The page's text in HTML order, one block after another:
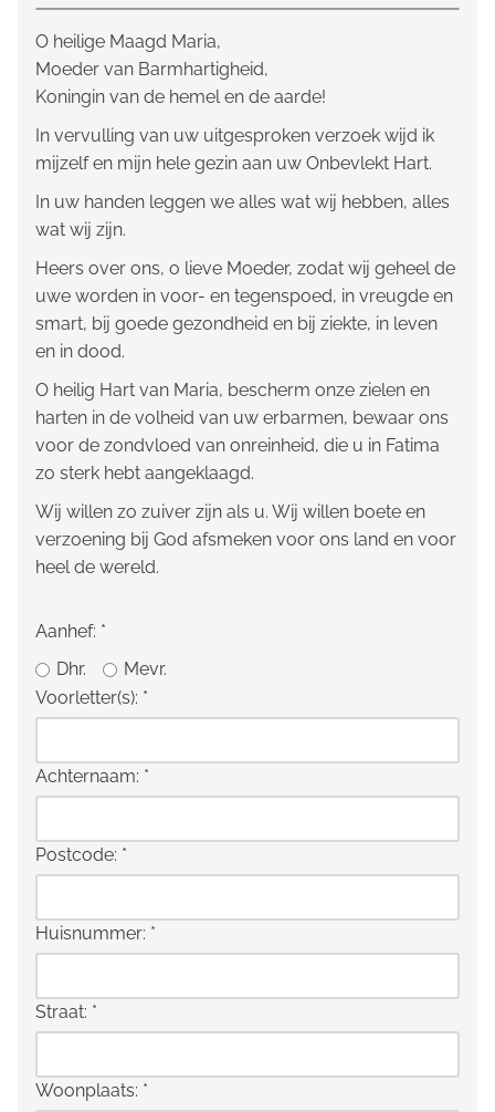
O heilige Maagd Maria,
Moeder van Barmhartigheid,
Koningin van de hemel en de aarde!
In vervulling van uw uitgesproken verzoek wijd ik
mijzelf en mijn hele gezin aan uw Onbevlekt Hart.
In uw handen leggen we alles wat wij hebben, alles
wat wij zijn.
Heers over ons, o lieve Moeder, zodat wij geheel de
uwe worden in voor- en tegenspoed, in vreugde en
smart, bij goede gezondheid en bij ziekte, in leven
en in dood.
O heilig Hart van Maria, bescherm onze zielen en
harten in de volheid van uw erbarmen, bewaar ons
voor de zondvloed van onreinheid, die u in Fatima
zo sterk hebt aangeklaagd.
Wij willen zo zuiver zijn als u. Wij willen boete en
verzoening bij God afsmeken voor ons land en voor
heel de wereld.
Aanhef: *
Dhr.
Mevr.
Voorletter(s): *
Achternaam: *
Postcode: *
Huisnummer: *
Straat: *
Woonplaats: *